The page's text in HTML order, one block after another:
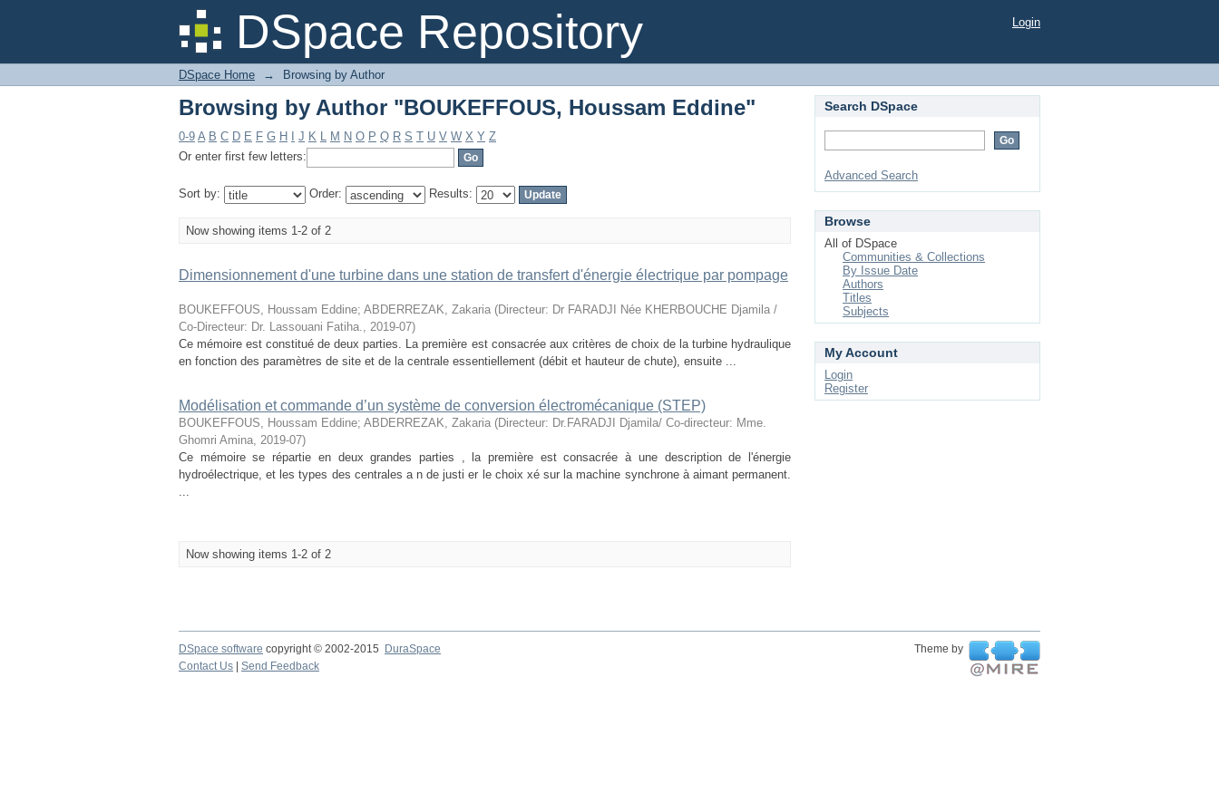
DSpace Repository
Browsing by Author "BOUKEFFOUS, Houssam Eddine" Login
DSpace Home → Browsing by Author
Browsing by Author "BOUKEFFOUS, Houssam Eddine"
0-9 A B C D E F G H J K L M N O P Q R S T U V W X Y Z
Or enter first few letters:
Sort by: Order: Results:
Now showing items 1-2 of 2
Dimensionnement d'une turbine dans une station de transfert d'énergie électrique par pompage
BOUKEFFOUS, Houssam Eddine; ABDERREZAK, Zakaria (Directeur: Dr FARADJI Née KHERBOUCHE Djamila /
Co-Directeur: Dr. Lassouani Fatiha., 2019-07)
Ce mémoire est constitué de deux parties. La première est consacrée aux critères de choix de la turbine hydraulique
en fonction des paramètres de site et de la centrale essentiellement (débit et hauteur de chute), ensuite ...
Modélisation et commande d’un système de conversion électromécanique (STEP)
BOUKEFFOUS, Houssam Eddine; ABDERREZAK, Zakaria (Directeur: Dr.FARADJI Djamila/ Co-directeur: Mme.
Ghomri Amina, 2019-07)
Ce mémoire se répartie en deux grandes parties , la première est consacrée à une description de l'énergie
hydroélectrique, et les types des centrales a n de justi er le choix xé sur la machine synchrone à aimant permanent.
...
Now showing items 1-2 of 2
Search DSpace
Advanced Search
Browse
All of DSpace
Communities & Collections
By Issue Date
Authors
Titles
Subjects
My Account
Login
Register
DSpace software copyright © 2002-2015 DuraSpace
Theme by
Contact Us
Send Feedback